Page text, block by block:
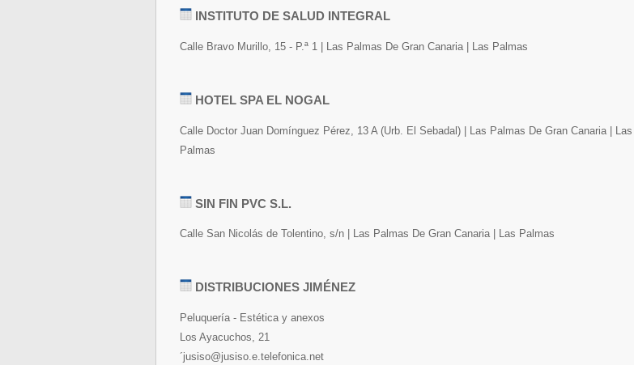
INSTITUTO DE SALUD INTEGRAL
Calle Bravo Murillo, 15 - P.ª 1 | Las Palmas De Gran Canaria | Las Palmas
HOTEL SPA EL NOGAL
Calle Doctor Juan Domínguez Pérez, 13 A (Urb. El Sebadal) | Las Palmas De Gran Canaria | Las
Palmas
SIN FIN PVC S.L.
Calle San Nicolás de Tolentino, s/n | Las Palmas De Gran Canaria | Las Palmas
DISTRIBUCIONES JIMÉNEZ
Peluquería - Estética y anexos
Los Ayacuchos, 21
´jusiso@jusiso.e.telefonica.net